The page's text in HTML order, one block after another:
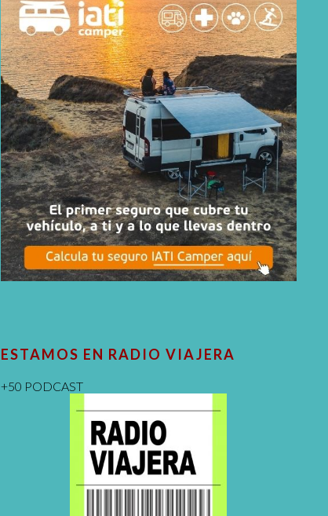
ESTAMOS EN RADIO VIAJERA
+50 PODCAST